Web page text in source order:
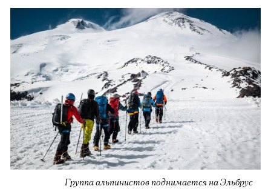
Группа альпинистов поднимается на Эльбрус